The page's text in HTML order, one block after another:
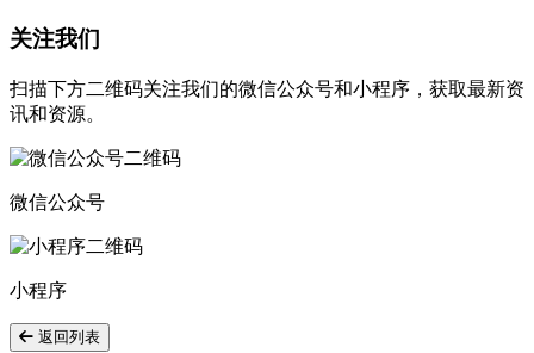
关注我们
扫描下方二维码关注我们的微信公众号和小程序，获取最新资
讯和资源。
微信公众号
小程序
返回列表